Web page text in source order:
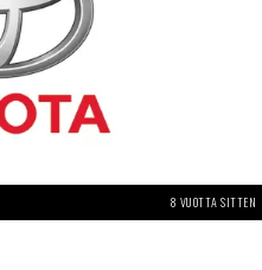
8 VUOTTA SITTEN